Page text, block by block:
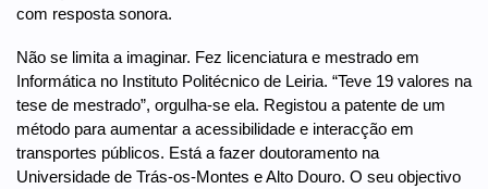
com resposta sonora.
Não se limita a imaginar. Fez licenciatura e mestrado em
Informática no Instituto Politécnico de Leiria. “Teve 19 valores na
tese de mestrado”, orgulha-se ela. Registou a patente de um
método para aumentar a acessibilidade e interacção em
transportes públicos. Está a fazer doutoramento na
Universidade de Trás-os-Montes e Alto Douro. O seu objectivo